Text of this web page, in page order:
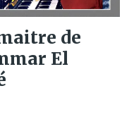
de
El